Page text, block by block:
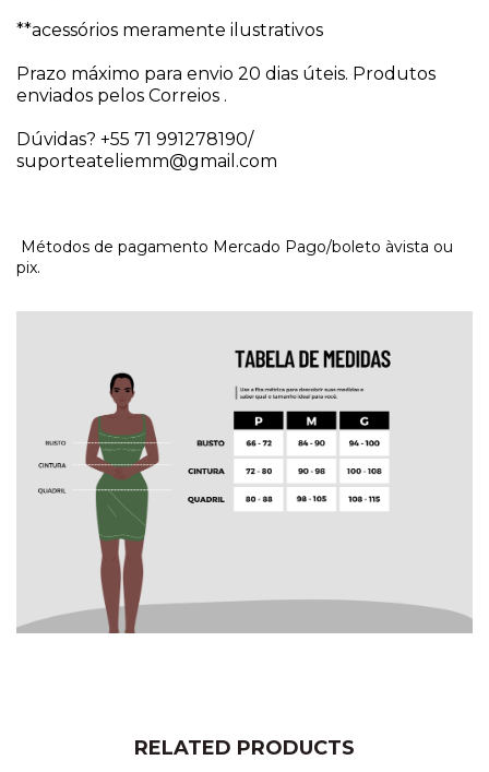
**acessórios meramente ilustrativos
Prazo máximo para envio 20 dias úteis. Produtos
enviados pelos Correios .
Dúvidas? +55 71 991278190/
suporteateliemm@gmail.com
Métodos de pagamento Mercado Pago/boleto àvista ou
pix.
RELATED PRODUCTS